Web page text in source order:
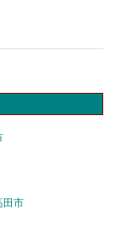
田市